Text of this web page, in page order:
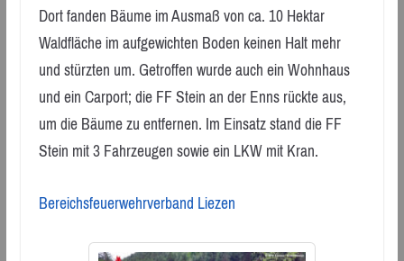
Dort fanden Bäume im Ausmaß von ca. 10 Hektar
Waldfläche im aufgewichten Boden keinen Halt mehr
und stürzten um. Getroffen wurde auch ein Wohnhaus
und ein Carport; die FF Stein an der Enns rückte aus,
um die Bäume zu entfernen. Im Einsatz stand die FF
Stein mit 3 Fahrzeugen sowie ein LKW mit Kran.
Bereichsfeuerwehrverband Liezen